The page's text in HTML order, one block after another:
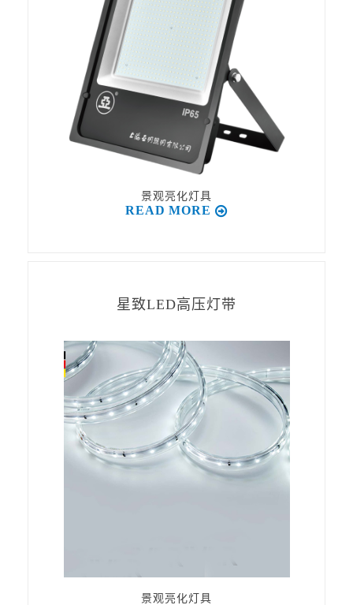
景观亮化灯具
READ MORE
星致LED高压灯带
景观亮化灯具